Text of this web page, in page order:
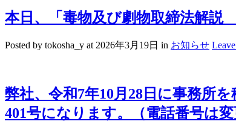
本日、「毒物及び劇物取締法解説
Posted by tokosha_y at 2026年3月19日 in お知らせ
弊社、令和7年10月28日に事務所
401号になります。（電話番号は